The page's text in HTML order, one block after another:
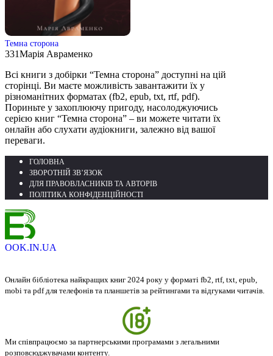
Темна сторона
331Марія Авраменко
Всі книги з добірки “Темна сторона” доступні на цій
сторінці. Ви маєте можливість завантажити їх у
різноманітних форматах (fb2, epub, txt, rtf, pdf).
Пориньте у захоплюючу пригоду, насолоджуючись
серією книг “Темна сторона” – ви можете читати їх
онлайн або слухати аудіокниги, залежно від вашої
переваги.
ГОЛОВНА
ЗВОРОТНІЙ ЗВ’ЯЗОК
ДЛЯ ПРАВОВЛАСНИКІВ ТА АВТОРІВ
ПОЛІТИКА КОНФІДЕНЦІЙНОСТІ
OOK.IN.UA
Онлайн бібліотека найкращих книг 2024 року у форматі fb2, rtf, txt, epub,
mobi та pdf для телефонів та планшетів за рейтингами та відгуками читачів.
Ми співпрацюємо за партнерськими програмами з легальними
розповсюджувачами контенту.